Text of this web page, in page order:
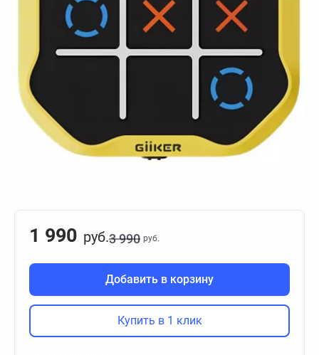
1 990 руб.3 990 руб.
Добавить в корзину
Купить в 1 клик